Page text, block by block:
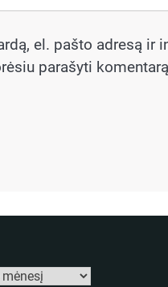
el. pašto adresą ir
parašyti